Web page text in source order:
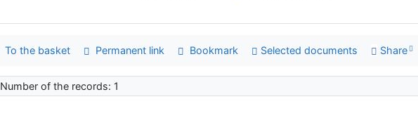
To the basket Permanent link Bookmark Selected documents Share
Number of the records: 1